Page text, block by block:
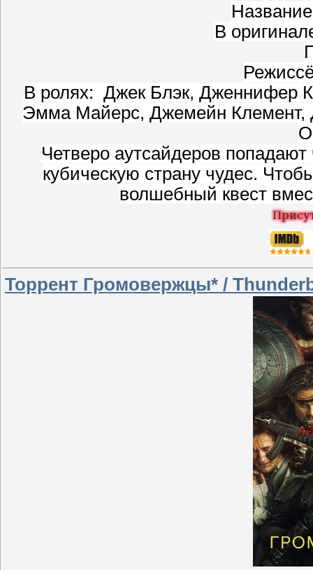
В
В ролях: Джек Блэк, Дженнифер
Эмма Майерс, Джемейн Клемент,
Четверо аутсайдеров
кубическую страну чудес.
волшебный квест
Торрент Громовержцы* /